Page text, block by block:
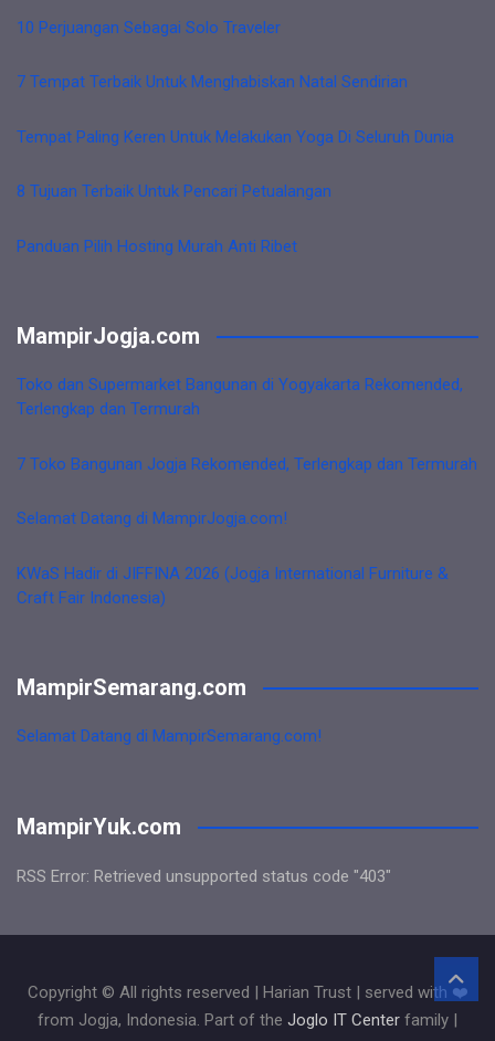
10 Perjuangan Sebagai Solo Traveler
7 Tempat Terbaik Untuk Menghabiskan Natal Sendirian
Tempat Paling Keren Untuk Melakukan Yoga Di Seluruh Dunia
8 Tujuan Terbaik Untuk Pencari Petualangan
Panduan Pilih Hosting Murah Anti Ribet
MampirJogja.com
Toko dan Supermarket Bangunan di Yogyakarta Rekomended,
Terlengkap dan Termurah
7 Toko Bangunan Jogja Rekomended, Terlengkap dan Termurah
Selamat Datang di MampirJogja.com!
KWaS Hadir di JIFFINA 2026 (Jogja International Furniture &
Craft Fair Indonesia)
MampirSemarang.com
Selamat Datang di MampirSemarang.com!
MampirYuk.com
RSS Error: Retrieved unsupported status code "403"
Copyright © All rights reserved | Harian Trust | served with ❤️
from Jogja, Indonesia. Part of the Joglo IT Center family |